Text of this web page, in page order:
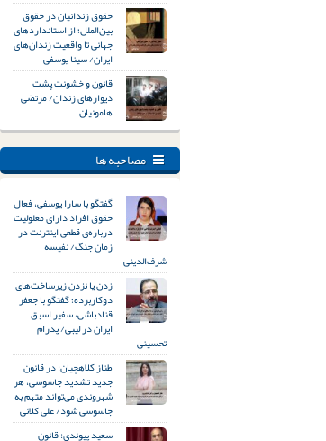
حقوق زندانیان در حقوق
بین‌الملل؛ از استانداردهای
جهانی تا واقعیت زندان‌های
ایران/ سینا یوسفی
قانون و خشونت پشت
دیوارهای زندان/ مرتضی
هامونیان
مصاحبه ها
گفتگو با سارا یوسفی، فعال
حقوق افراد دارای معلولیت
درباره‌ی قطعی اینترنت در
زمان جنگ/ نفیسه
شرف‌الدینی
زدن یا نزدن زیرساخت‌های
دوکاربرده؛ گفتگو با جعفر
قنادباشی، سفیر اسبق
ایران در لیبی/ پدرام
تحسینی
طناز کلاهچیان: در قانون
جدید تشدید جاسوسی، هر
شهروندی می‌تواند متهم به
جاسوسی شود/ علی کلائی
سعید پیوندی: قانون